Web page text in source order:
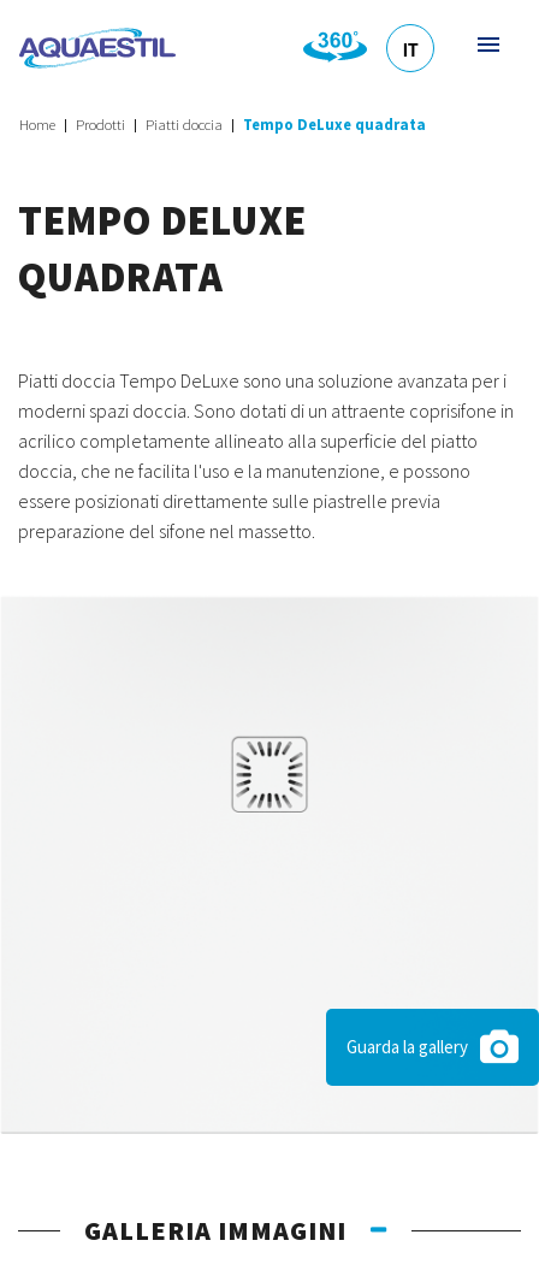
IT
Home Prodotti Piatti doccia Tempo DeLuxe quadrata
TEMPO DELUXE
QUADRATA
Piatti doccia Tempo DeLuxe sono una soluzione avanzata per i
moderni spazi doccia. Sono dotati di un attraente coprisifone in
acrilico completamente allineato alla superficie del piatto
doccia, che ne facilita l'uso e la manutenzione, e possono
essere posizionati direttamente sulle piastrelle previa
preparazione del sifone nel massetto.
Guarda la gallery
GALLERIA IMMAGINI